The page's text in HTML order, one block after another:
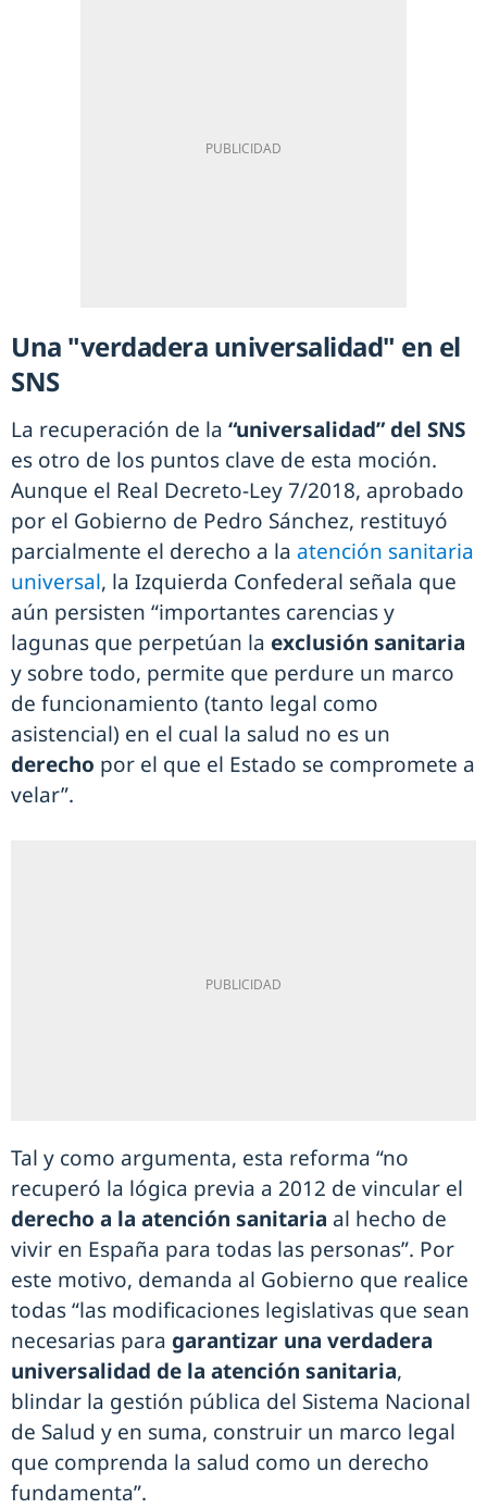
Una "verdadera universalidad" en el
SNS
La recuperación de la “universalidad” del SNS
es otro de los puntos clave de esta moción.
Aunque el Real Decreto-Ley 7/2018, aprobado
por el Gobierno de Pedro Sánchez, restituyó
parcialmente el derecho a la atención sanitaria
universal, la Izquierda Confederal señala que
aún persisten “importantes carencias y
lagunas que perpetúan la exclusión sanitaria
y sobre todo, permite que perdure un marco
de funcionamiento (tanto legal como
asistencial) en el cual la salud no es un
derecho por el que el Estado se compromete a
velar”.
Tal y como argumenta, esta reforma “no
recuperó la lógica previa a 2012 de vincular el
derecho a la atención sanitaria al hecho de
vivir en España para todas las personas”. Por
este motivo, demanda al Gobierno que realice
todas “las modificaciones legislativas que sean
necesarias para garantizar una verdadera
universalidad de la atención sanitaria,
blindar la gestión pública del Sistema Nacional
de Salud y en suma, construir un marco legal
que comprenda la salud como un derecho
fundamenta”.